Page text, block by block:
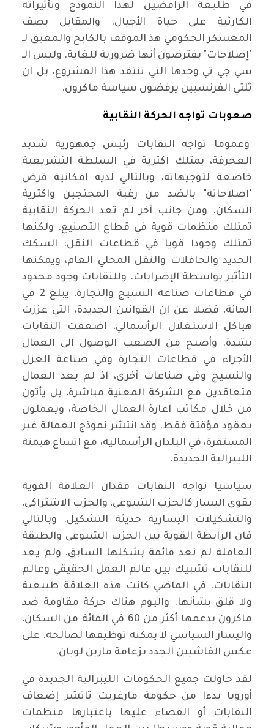
في طليعة الرافضين لهذا النموذج وتأثيراته
الكارثية على حياة الأجيال. والمقابل يصف
المعسكر الحكومي هذ الموقف بالكابح والمعيق لـ
"إصلاحات" يفترضون أنها ضرورية للغاية. وليس الـ
سي جي تي وحدها التي تنتقد هذا المشروع، بل ان
ثلثي الفرنسيين يرفضون سياسة ماكرون.
صعوبات تواجه الحركة النقابية
وعموما تواجه النقابات رئيس جمهورية شديد
العجرفة، يمتلك اكثرية في السلطة التشريعية
خاضعة لتوجيهاته، وبالتالي لديه امكانية فرض
"اصلاحاته" بالضد من رغبة المحتجين واكثرية
السكان. ومن جانب آخر لم تعد الحركة النقابية
تمتلك منظمات قوية في قطاع التصنيع. ولكنها
تمتلك وجودا قويا في قطاعات النقل: السكك
الحديد والحافلات والنقل المحلي العام، ويمكنها
التأثير بواسطة الإضرابات. وللنقابات وجود محدود
في قطاعات صناعة النسيج والتجارة، يبلغ 2 في
المائة، فضلا عن ان القوانين الجديدة، التي عززت
هياكل الاستغلال الرأسمالي، اضعفت النقابات
بشدة. وأصبح من الصعب الوصول الى العمال
الأجراء في قطاعات التجارة وفي صناعة الغزل
والنسيج وفي صناعات أخرى، اذ لم يعد العمال
متعاقدين مع الشركة المعنية مباشرة، بل يأتون
من خلال مكاتب اعارة العمال الخاصة، ويعملون
بعقود مؤقتة فقط. وقد انتشر نموذج العمالة غير
المستقرة، في البلدان الرأسمالية، مع اتساع هيمنة
الليبرالية الجديدة.
سياسيا تواجه النقابات فقدان العلاقة القوية
بقوى اليسار كالحزب الشيوعي، والحزب الاشتراكي،
والتشكيلات اليسارية حديثة التشكيل. وبالتالي
فان الرابطة القوية بين الحزب الشيوعي والطبقة
العاملة لم تعد قائمة بشكلها السابق. ولم يعد
للنقابات تشبيك بين عالم العمل الحقيقي وعالم
النقابات. في الماضي كانت هذه العلاقة طبيعية
ولا قلق بشأنها. واليوم هناك حركة مقاومة ضد
ماكرون يدعمها أكثر من 60 في المائة من السكان،
واليسار السياسي لا يمكنه توظيفها لصالحه. على
عكس الفاشيين الجدد بزعامة مارين لوبان.
لقد حاولت جميع الحكومات الليبرالية الجديدة في
أوروبا بدءا من حكومة مارغريت تاتشر إضعاف
النقابات أو القضاء عليها باعتبارها منظمات